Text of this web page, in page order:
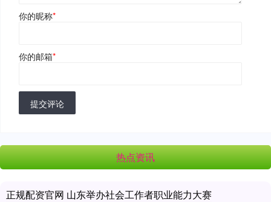
你的昵称*
你的邮箱*
提交评论
热点资讯
正规配资官网 山东举办社会工作者职业能力大赛